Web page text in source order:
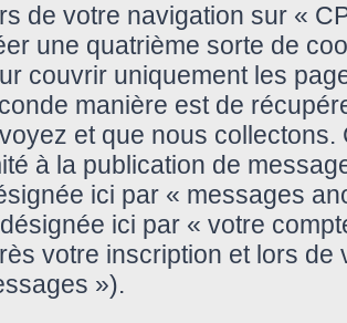
de votre navigation sur «
une quatrième sorte de
couvrir uniquement les
manière est de
et que nous collectons.
à la publication de
ici par « messages
ici par « votre
votre inscription et lors
»).